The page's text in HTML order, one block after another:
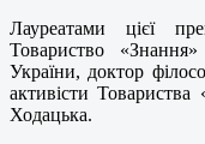
Лауреатами цієї
Товариство
України, доктор
активісти
Ходацька.